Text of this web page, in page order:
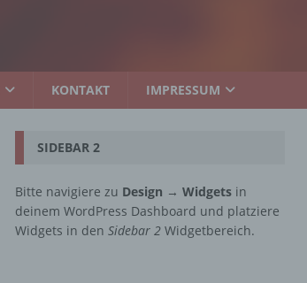
KONTAKT IMPRESSUM
SIDEBAR 2
Bitte navigiere zu Design → Widgetsin
deinem WordPress Dashboard und platziere
Widgets in den Sidebar 2Widgetbereich.